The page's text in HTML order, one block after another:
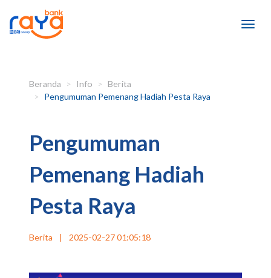
Beranda Info
Berita
Pengumuman Pemenang Hadiah Pesta Raya
Pengumuman
Pemenang Hadiah
Pesta Raya
Berita | 2025-02-27 01:05:18